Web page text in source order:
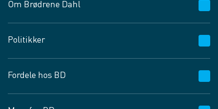
Om Brødrene Dahl
Vagttelefon 30 10 89 89
Spørgsmål og svar
Job og karriere
Fødevarekontrolrapport
Politikker
Privatlivspolitik
Cookies
Fordele hos BD